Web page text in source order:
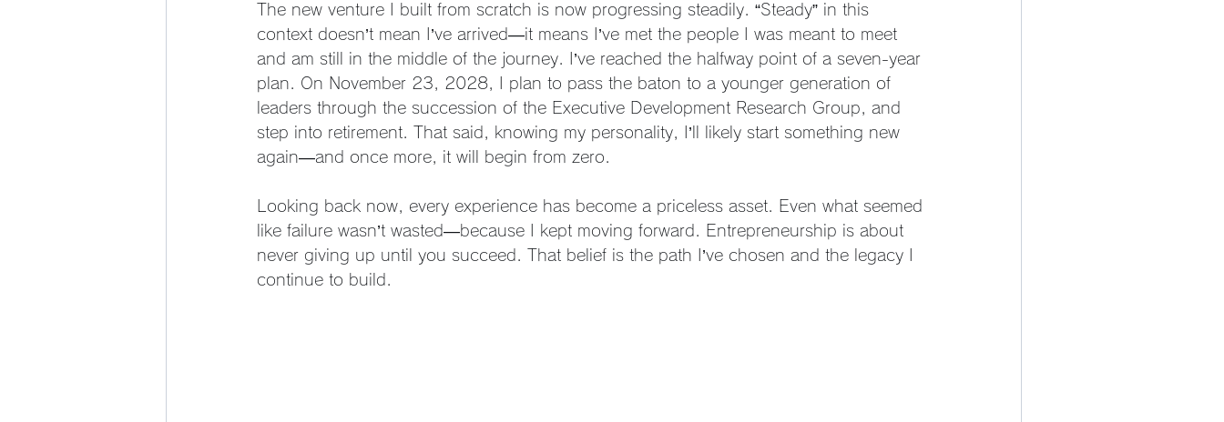
The new venture I built from scratch is now progressing steadily. “Steady” in this
context doesn’t mean I’ve arrived—it means I’ve met the people I was meant to meet
and am still in the middle of the journey. I’ve reached the halfway point of a seven-year
plan. On November 23, 2028, I plan to pass the baton to a younger generation of
leaders through the succession of the Executive Development Research Group, and
step into retirement. That said, knowing my personality, I’ll likely start something new
again—and once more, it will begin from zero.
Looking back now, every experience has become a priceless asset. Even what seemed
like failure wasn’t wasted—because I kept moving forward. Entrepreneurship is about
never giving up until you succeed. That belief is the path I’ve chosen and the legacy I
continue to build.